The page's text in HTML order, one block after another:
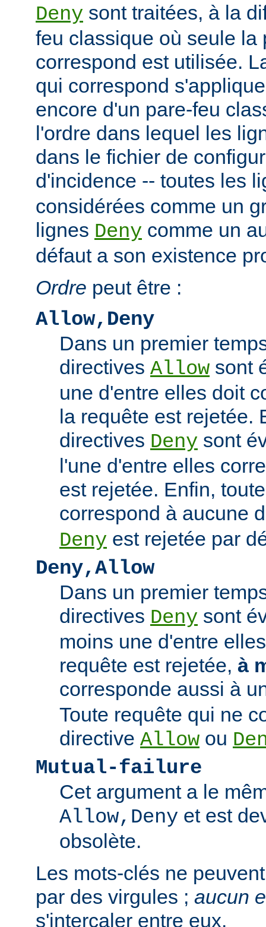
Deny sont traitées, à la
feu classique où seule la
correspond est utilisée.
qui correspond
encore d'un pare-feu
l'ordre dans lequel les
dans le fichier de
d'incidence -- toutes les
considérées comme un
lignes Deny comme un
défaut a son existence
Ordre peut être :
Allow,Deny
Dans un premier
directives Allow sont
une d'entre elles doit
la requête est rejetée.
directives Deny sont
l'une d'entre elles
est rejetée. Enfin,
correspond à aucune
Deny est rejetée par
Deny,Allow
Dans un premier
directives Deny sont
moins une d'entre
requête est rejetée, à
corresponde aussi à
Toute requête qui ne
directive Allow ou
Mutual-failure
Cet argument a le
Allow,Deny et est
obsolète.
Les mots-clés ne
par des virgules ; aucun
s'intercaler entre eux.